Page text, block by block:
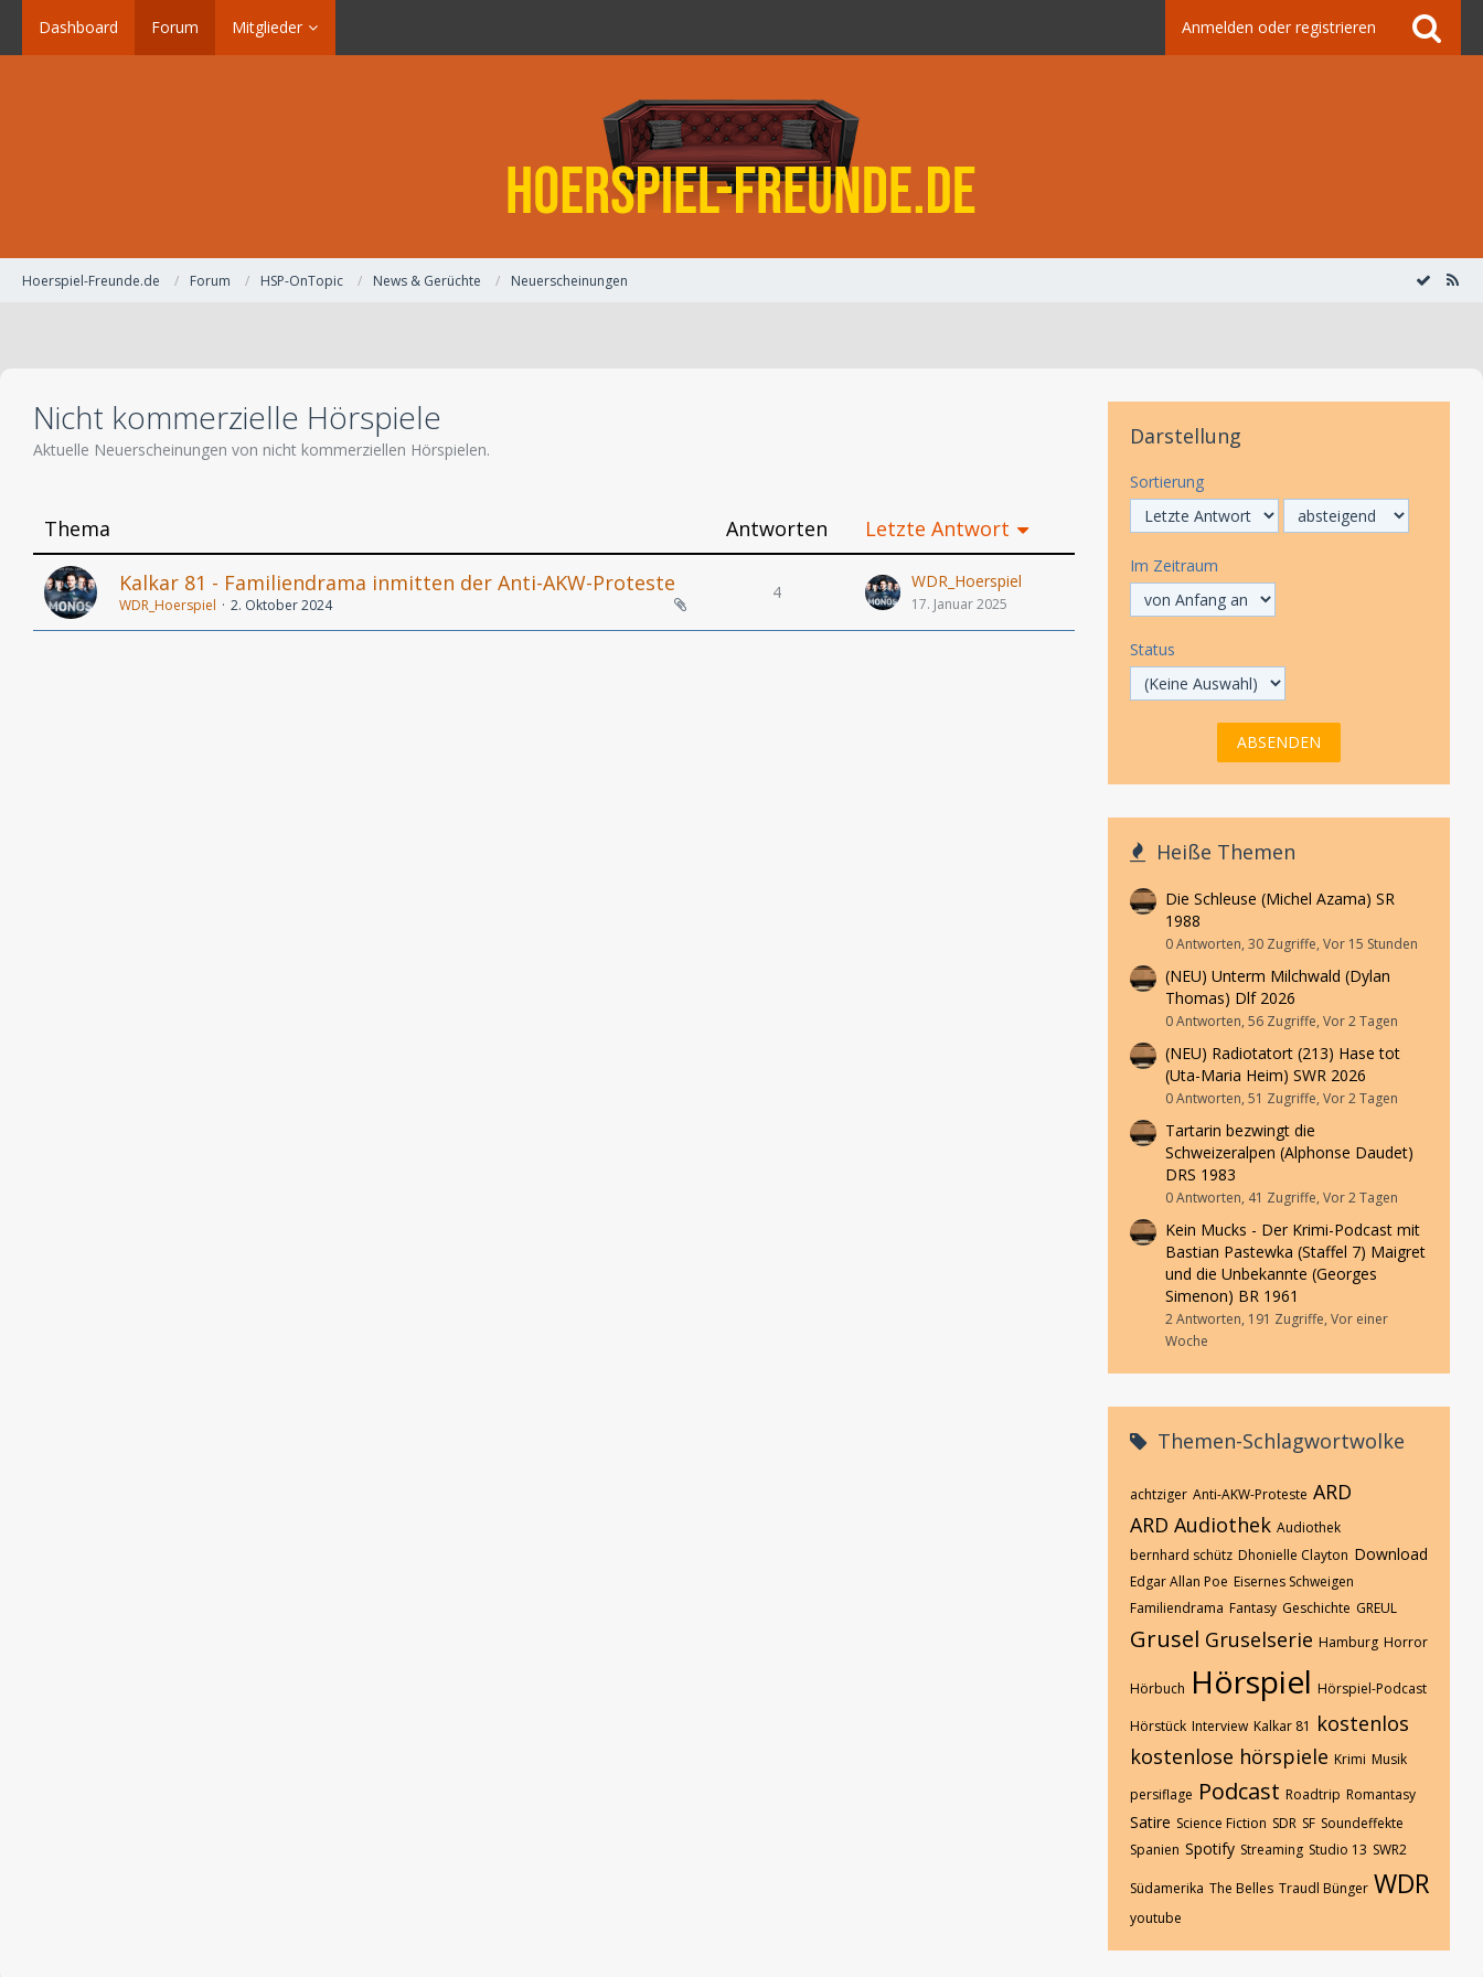
Dashboard Forum Mitglieder Anmelden oder registrieren
Hoerspiel-Freunde.de Forum HSP-OnTopic News & Gerüchte Neuerscheinungen
Nicht kommerzielle Hörspiele
Aktuelle Neuerscheinungen von nicht kommerziellen Hörspielen.
Thema Antworten Letzte Antwort
Kalkar 81 - Familiendrama inmitten der Anti-AKW-Proteste
WDR_Hoerspiel 2. Oktober 2024
4
WDR_Hoerspiel
17. Januar 2025
Darstellung
Sortierung
Im Zeitraum
Status
Heiße Themen
Die Schleuse (Michel Azama) SR
1988
0 Antworten, 30 Zugriffe, Vor 15 Stunden
(NEU) Unterm Milchwald (Dylan
Thomas) Dlf 2026
0 Antworten, 56 Zugriffe, Vor 2 Tagen
(NEU) Radiotatort (213) Hase tot
(Uta-Maria Heim) SWR 2026
0 Antworten, 51 Zugriffe, Vor 2 Tagen
Tartarin bezwingt die
Schweizeralpen (Alphonse Daudet)
DRS 1983
0 Antworten, 41 Zugriffe, Vor 2 Tagen
Kein Mucks - Der Krimi-Podcast mit
Bastian Pastewka (Staffel 7) Maigret
und die Unbekannte (Georges
Simenon) BR 1961
2 Antworten, 191 Zugriffe, Vor einer
Woche
Themen-Schlagwortwolke
achtziger Anti-AKW-Proteste ARD
ARD Audiothek Audiothek
bernhard schütz Dhonielle Clayton Download
Edgar Allan Poe Eisernes Schweigen
Familiendrama Fantasy Geschichte GREUL
Grusel Gruselserie Hamburg Horror
Hörbuch Hörspiel Hörspiel-Podcast
Hörstück Interview Kalkar 81 kostenlos
kostenlose hörspiele Krimi Musik
persiflage Podcast Roadtrip Romantasy
Satire Science Fiction SDR SF Soundeffekte
Spanien Spotify Streaming Studio 13 SWR2
Südamerika The Belles Traudl Bünger WDR
youtube